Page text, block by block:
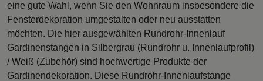
eine gute Wahl, wenn Sie den Wohnraum insbesondere die
Fensterdekoration umgestalten oder neu ausstatten
möchten. Die hier ausgewählten Rundrohr-Innenlauf
Gardinenstangen in Silbergrau (Rundrohr u. Innenlaufprofil)
/ Weiß (Zubehör) sind hochwertige Produkte der
Gardinendekoration. Diese Rundrohr-Innenlaufstange